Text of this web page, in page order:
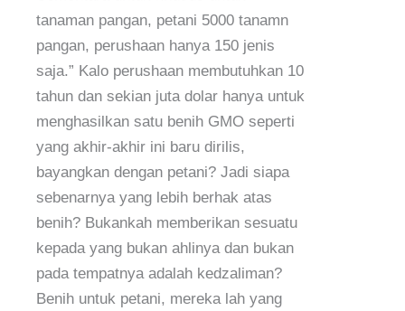
tanaman pangan, petani 5000 tanamn
pangan, perushaan hanya 150 jenis
saja.” Kalo perushaan membutuhkan 10
tahun dan sekian juta dolar hanya untuk
menghasilkan satu benih GMO seperti
yang akhir-akhir ini baru dirilis,
bayangkan dengan petani? Jadi siapa
sebenarnya yang lebih berhak atas
benih? Bukankah memberikan sesuatu
kepada yang bukan ahlinya dan bukan
pada tempatnya adalah kedzaliman?
Benih untuk petani, mereka lah yang